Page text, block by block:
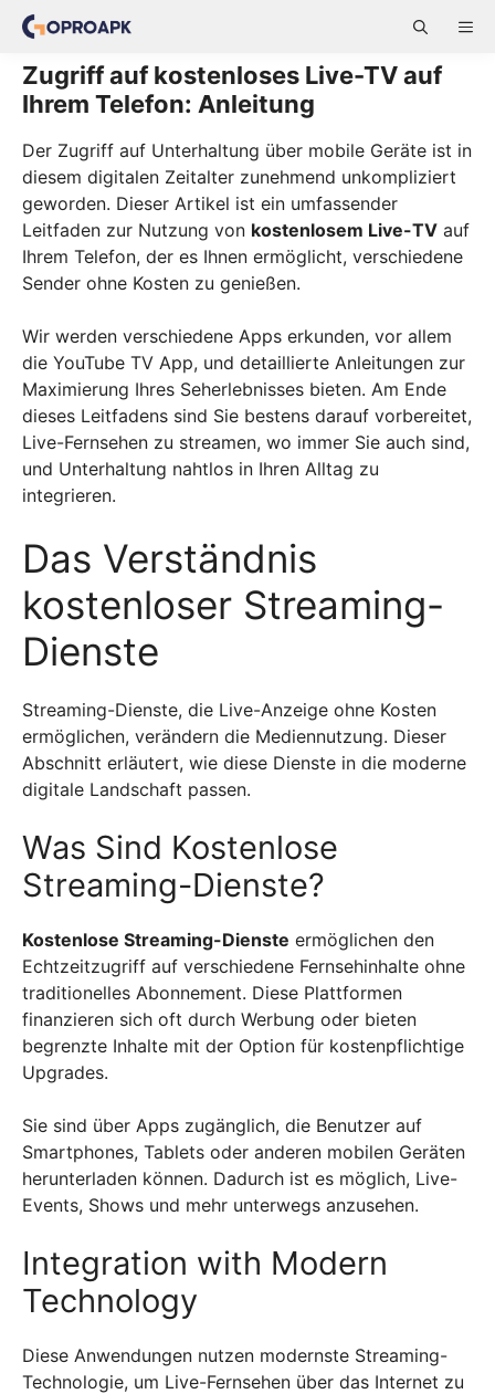
Skip
content
Zugriff auf kostenloses Live-TV auf
Ihrem Telefon: Anleitung
Der Zugriff auf Unterhaltung über mobile Geräte ist in
diesem digitalen Zeitalter zunehmend unkompliziert
geworden. Dieser Artikel ist ein umfassender
Leitfaden zur Nutzung von kostenlosem Live-TV auf
Ihrem Telefon, der es Ihnen ermöglicht, verschiedene
Sender ohne Kosten zu genießen.
Wir werden verschiedene Apps erkunden, vor allem
die YouTube TV App, und detaillierte Anleitungen zur
Maximierung Ihres Seherlebnisses bieten. Am Ende
dieses Leitfadens sind Sie bestens darauf vorbereitet,
Live-Fernsehen zu streamen, wo immer Sie auch sind,
und Unterhaltung nahtlos in Ihren Alltag zu
integrieren.
Das Verständnis
kostenloser Streaming-
Dienste
Streaming-Dienste, die Live-Anzeige ohne Kosten
ermöglichen, verändern die Mediennutzung. Dieser
Abschnitt erläutert, wie diese Dienste in die moderne
digitale Landschaft passen.
Was Sind Kostenlose
Streaming-Dienste?
Kostenlose Streaming-Dienste ermöglichen den
Echtzeitzugriff auf verschiedene Fernsehinhalte ohne
traditionelles Abonnement. Diese Plattformen
finanzieren sich oft durch Werbung oder bieten
begrenzte Inhalte mit der Option für kostenpflichtige
Upgrades.
Sie sind über Apps zugänglich, die Benutzer auf
Smartphones, Tablets oder anderen mobilen Geräten
herunterladen können. Dadurch ist es möglich, Live-
Events, Shows und mehr unterwegs anzusehen.
Integration with Modern
Technology
Diese Anwendungen nutzen modernste Streaming-
Technologie, um Live-Fernsehen über das Internet zu